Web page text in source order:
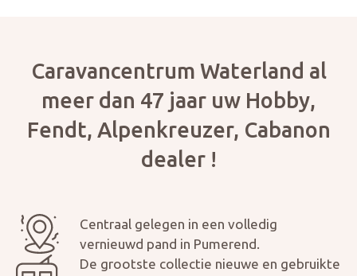
Caravancentrum Waterland al
meer dan 47 jaar uw Hobby,
Fendt, Alpenkreuzer, Cabanon
dealer !
Centraal gelegen in een volledig
vernieuwd pand in Pumerend.
De grootste collectie nieuwe en gebruikte